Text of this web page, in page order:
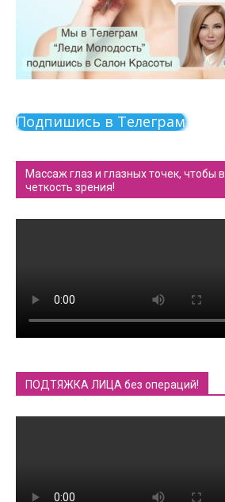
Подпишись в Телеграм
Массаж глаз и глазных точек, чтобы
четкость зрения!
ПОДТЯЖКА ЛИЦА без операций!